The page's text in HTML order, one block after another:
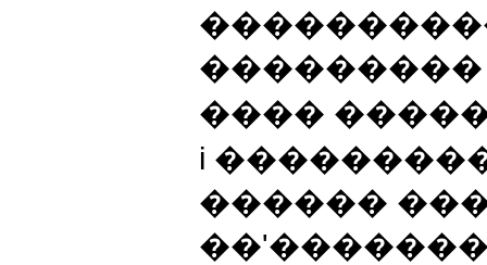
���������
����
i
������